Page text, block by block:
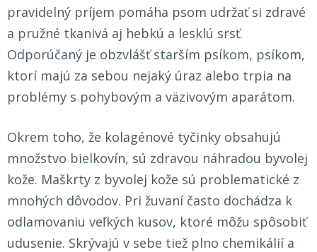
pravidelný príjem pomáha psom udržať si zdravé
a pružné tkanivá aj hebkú a lesklú srsť.
Odporúčaný je obzvlášť starším psíkom, psíkom,
ktorí majú za sebou nejaký úraz alebo trpia na
problémy s pohybovým a väzivovým aparátom.
Okrem toho, že kolagénové tyčinky obsahujú
množstvo bielkovín, sú zdravou náhradou byvolej
kože. Maškrty z byvolej kože sú problematické z
mnohých dôvodov. Pri žuvaní často dochádza k
odlamovaniu veľkých kusov, ktoré môžu spôsobiť
udusenie. Skrývajú v sebe tiež plno chemikálií a